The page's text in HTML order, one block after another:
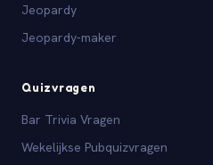
Jeopardy
Jeopardy-maker
Quizvragen
Bar Trivia Vragen
Wekelijkse Pubquizvragen